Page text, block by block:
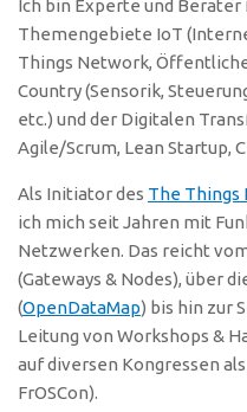
Ich bin Experte und
Themengebiete IoT
Things Network,
Country (Sensorik,
etc.) und der Digitalen
Agile/Scrum, Lean Startup,
Als Initiator des The Things
ich mich seit Jahren mit
Netzwerken. Das reicht
(Gateways & Nodes), über
(OpenDataMap) bis hin zur
Leitung von Workshops &
auf diversen Kongressen
FrOSCon).